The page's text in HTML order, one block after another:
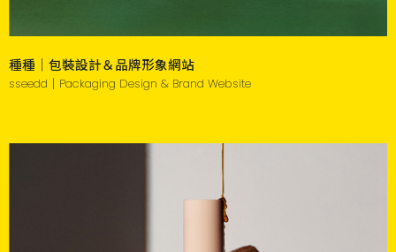
種種｜包裝設計＆品牌形象網站
sseedd｜Packaging Design & Brand Website